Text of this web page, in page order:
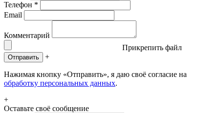
Телефон *
Email
Комментарий
Прикрепить файл
Отправить +
Нажимая кнопку «Отправить», я даю своё согласие на
обработку персональных данных.
+
Оставьте своё сообщение